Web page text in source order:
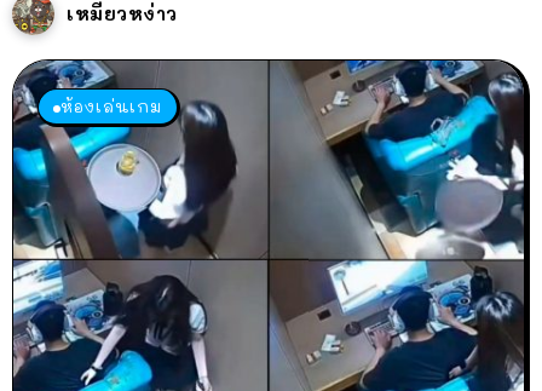
เหมียวหง่าว
ห้องเล่นเกม